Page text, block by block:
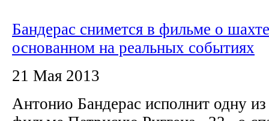
Бандерас снимется в фильме о
основанном на реальных событиях
21 Мая 2013
Антонио Бандерас исполнит одну